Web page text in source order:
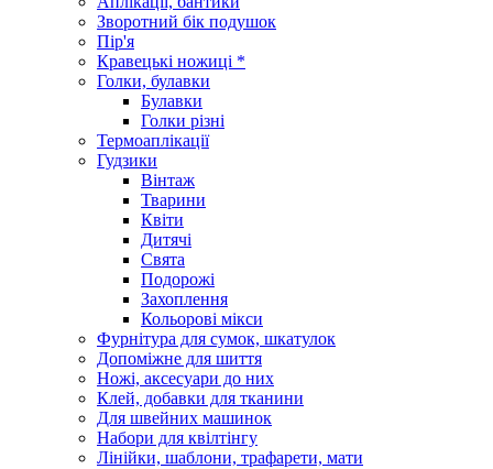
Зворотний бік подушок
Пір'я
Кравецькі ножиці *
Голки, булавки
Булавки
Голки різні
Термоаплікації
Гудзики
Вінтаж
Тварини
Квіти
Дитячі
Свята
Подорожі
Захоплення
Кольорові мікси
Фурнітура для сумок, шкатулок
Допоміжне для шиття
Ножі, аксесуари до них
Клей, добавки для тканини
Для швейних машинок
Набори для квілтінгу
Лінійки, шаблони, трафарети, мати